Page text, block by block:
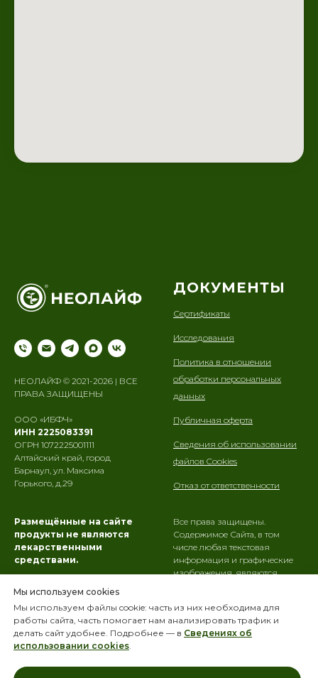
Мы используем cookies
Мы используем файлы cookie: часть из них необходима для
работы сайта, часть помогает нам анализировать трафик и
делать сайт удобнее. Подробнее — в Сведениях об
использовании cookies
НЕОЛАЙФ © 2021-2026 | ВСЕ
ПРАВА ЗАЩИЩЕНЫ
ООО «ИБФЧ»
ИНН 2225083391
ОГРН 1072225001111
Алтайский край, город
Барнаул, ул. Максима
Горького, д.29
ДОКУМЕНТЫ
Сертификаты
Исследования
Политика в отношении
обработки персональных
данных
Публичная оферта
Сведения об использовании
файлов Cookies
Отказ от ответственности
Размещённые на сайте
продукты не являются
лекарственными
средствами.
ООО «ИБФЧ» не осуществляет
медицинскую деятельность и
не оказывает Пользователям
Сайта медицинские услуги, в
том числе направленные на
профилактику, диагностику и
Все права защищены.
Содержимое Сайта, в том
числе любая текстовая
информация и графические
изображения, являются
Использование их третьими
лицами, в том числе
копирование,